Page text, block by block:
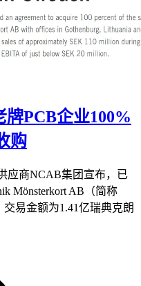
牌PCB企业100%
购
应商NCAB集团宣布，已
Mönsterkort AB（简称
交易金额为1.41亿瑞典克朗